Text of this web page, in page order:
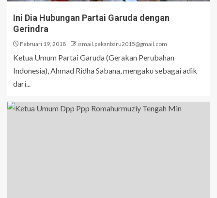
Ini Dia Hubungan Partai Garuda dengan
Gerindra
Februari 19, 2018 ismail.pekanbaru2015@gmail.com
Ketua Umum Partai Garuda (Gerakan Perubahan
Indonesia), Ahmad Ridha Sabana, mengaku sebagai adik
dari...